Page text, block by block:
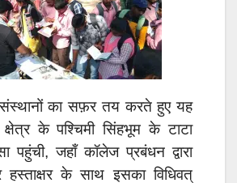
संस्थानों का सफ़र तय करते हुए यह
क्षेत्र के पश्चिमी सिंहभूम के टाटा
पहुंची, जहाँ कॉलेज प्रबंधन द्वारा
के साथ इसका विधिवत्